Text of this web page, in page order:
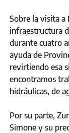
Sobre la visita a
infraestructura
durante cuatro
ayuda de
revirtiendo esa
encontramos
hidráulicas, de
Por su parte,
Simone y su